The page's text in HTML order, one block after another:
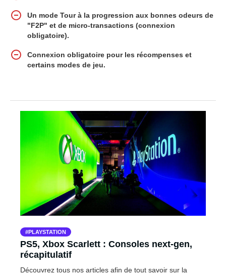
Un mode Tour à la progression aux bonnes odeurs de
"F2P" et de micro-transactions (connexion
obligatoire).
Connexion obligatoire pour les récompenses et
certains modes de jeu.
PLAYSTATION
PS5, Xbox Scarlett : Consoles next-gen,
récapitulatif
Découvrez tous nos articles afin de tout savoir sur la